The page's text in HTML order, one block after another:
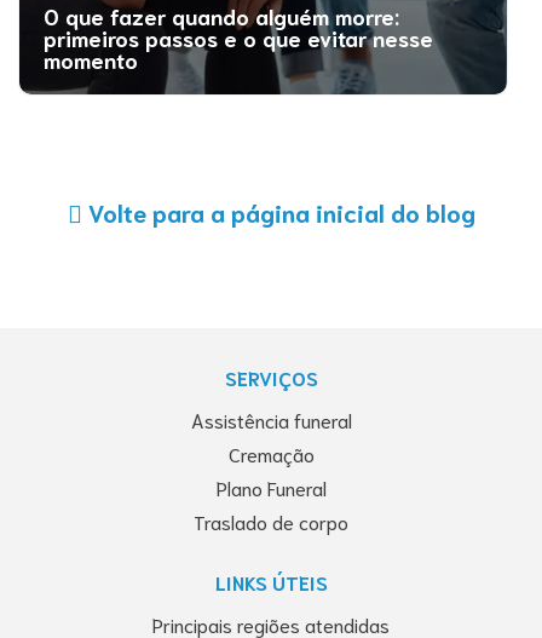
O que fazer quando alguém morre:
primeiros passos e o que evitar nesse
momento
Volte para a página inicial do blog
SERVIÇOS
Assistência funeral
Cremação
Plano Funeral
Traslado de corpo
LINKS ÚTEIS
Principais regiões atendidas